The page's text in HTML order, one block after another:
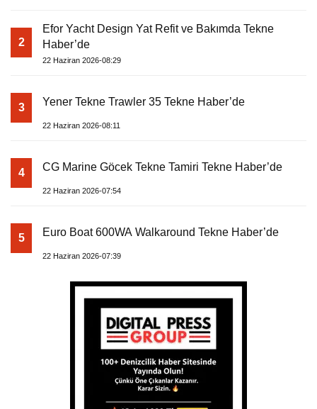
2
Efor Yacht Design Yat Refit ve Bakımda Tekne
Haber’de
22 Haziran 2026-08:29
3 Yener Tekne Trawler 35 Tekne Haber’de
22 Haziran 2026-08:11
4 CG Marine Göcek Tekne Tamiri Tekne Haber’de
22 Haziran 2026-07:54
5 Euro Boat 600WA Walkaround Tekne Haber’de
22 Haziran 2026-07:39